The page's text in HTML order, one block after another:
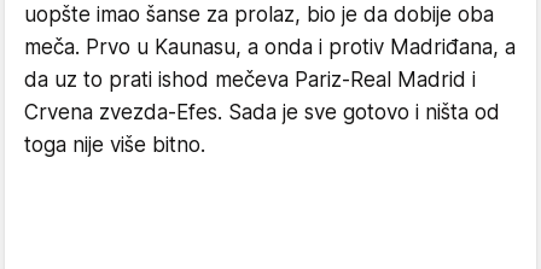
uopšte imao šanse za prolaz, bio je da dobije oba
meča. Prvo u Kaunasu, a onda i protiv Madriđana, a
da uz to prati ishod mečeva Pariz-Real Madrid i
Crvena zvezda-Efes. Sada je sve gotovo i ništa od
toga nije više bitno.